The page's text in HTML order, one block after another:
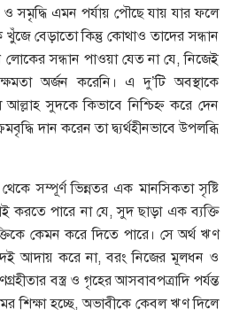
সমৃদ্ধি এমন পর্যায় পৌছে যায় যার ফলে
খুঁজে বেড়াতো কিন্তু কোথাও তাদের সন্ধান
সন্ধান পাওয়া যেত না যে, নিজেই
অর্জন করেনি। এ দু’টি অবস্থাকে
সুদকে কিভাবে নিশ্চিহ্ন করে দেন
দান করেন তা দ্ব্যর্থহীনভাবে উপলব্ধি
সম্পূর্ণ ভিন্নতর এক মানসিকতা সৃষ্টি
করতে পারে না যে, সুদ ছাড়া এক ব্যক্তি
কেমন করে দিতে পারে। সে অর্থ ঋণ
আদায় করে না, বরং নিজের মূলধন ও
বস্ত্র ও গৃহের আসবাবপত্রাদি পর্যন্ত
শিক্ষা হচ্ছে, অভাবীকে কেবল ঋণ দিলে